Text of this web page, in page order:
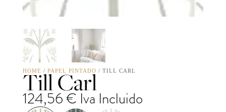
HOME / PAPEL PINTADO / TILL CARL
Till Carl
124,56€ Iva Incluido